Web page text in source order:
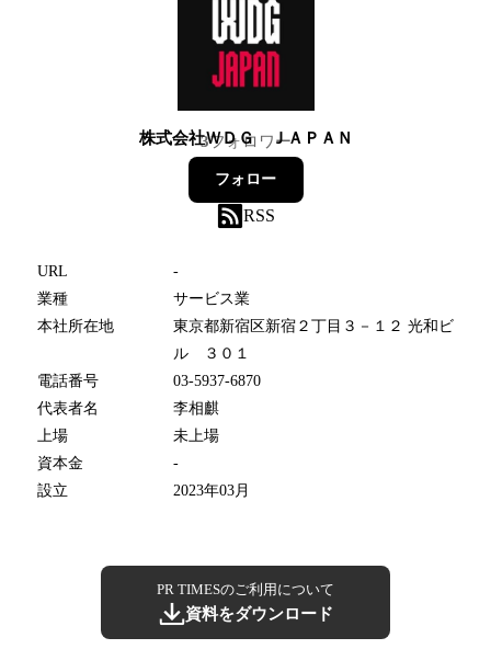
株式会社ＷＤＧ ＪＡＰＡＮ
3フォロワー
フォロー
RSS
URL
-
業種
サービス業
本社所在地
東京都新宿区新宿２丁目３－１２ 光和ビ
ル ３０１
電話番号
03-5937-6870
代表者名
李相麒
上場
未上場
資本金
-
設立
2023年03月
PR TIMESのご利用について
資料をダウンロード